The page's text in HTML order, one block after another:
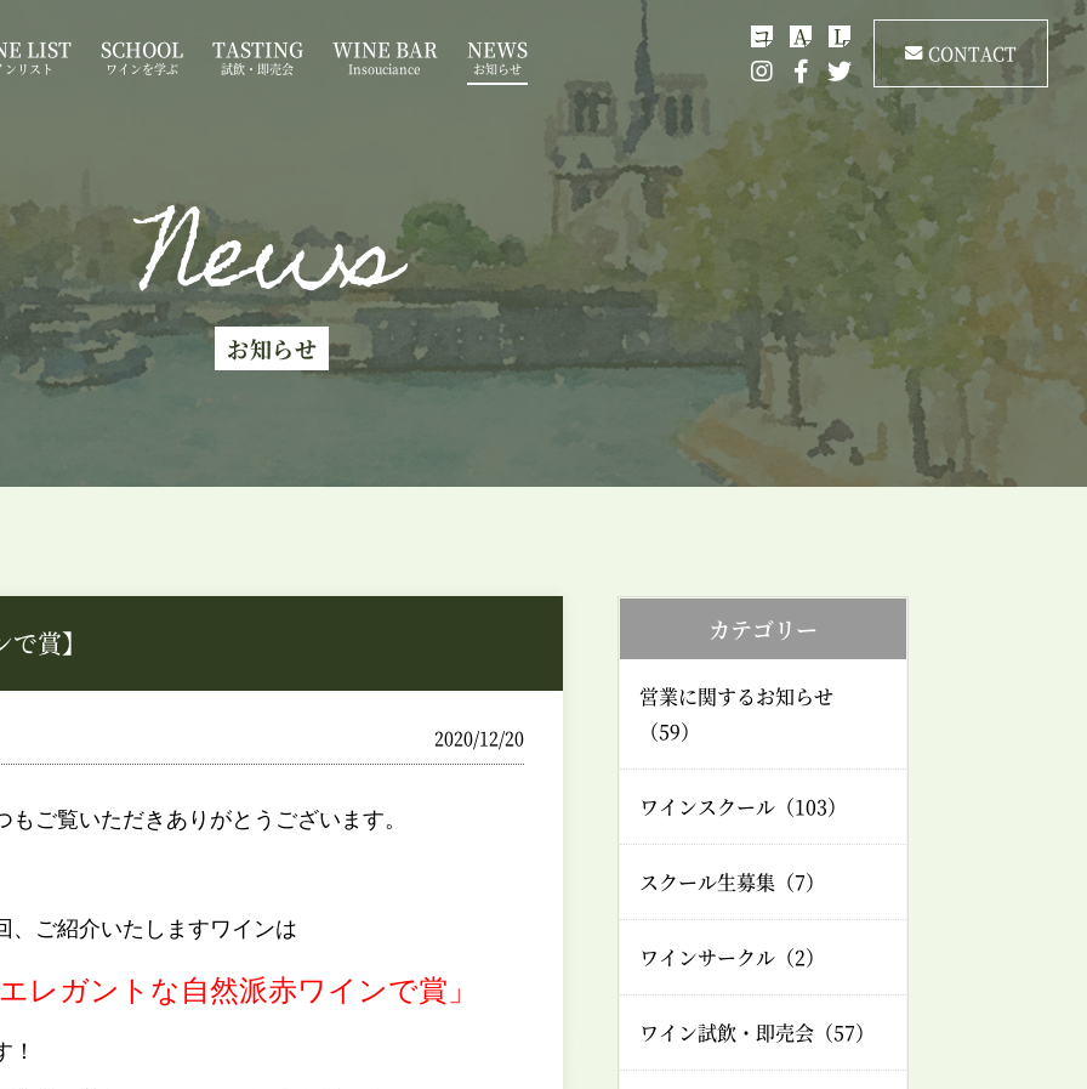
LIST
ンリスト
SCHOOL
ワインを学ぶ
TASTING
試飲・即売会
WINE BAR
Insouciance
NEWS
お知らせ
コ A L
CONTACT
News
お知らせ
賞】
2020/12/20
もご覧いただきありがとうございます。
、ご紹介いたしますワインは
レガントな自然派赤ワインで賞」
！
カテゴリー
営業に関するお知らせ
（59）
ワインスクール（103）
スクール生募集（7）
ワインサークル（2）
ワイン試飲・即売会（57）